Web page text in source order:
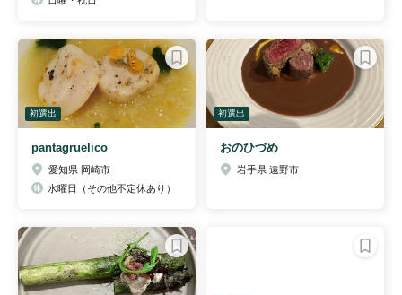
初選出
pantagruelico
愛知県 岡崎市
水曜日（その他不定休あり）
初選出
おのひづめ
岩手県 遠野市